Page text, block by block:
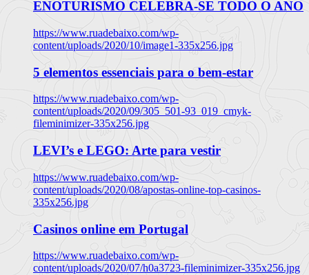
ENOTURISMO CELEBRA-SE TODO O ANO
https://www.ruadebaixo.com/wp-
content/uploads/2020/10/image1-335x256.jpg
5 elementos essenciais para o bem-estar
https://www.ruadebaixo.com/wp-
content/uploads/2020/09/305_501-93_019_cmyk-
fileminimizer-335x256.jpg
LEVI’s e LEGO: Arte para vestir
https://www.ruadebaixo.com/wp-
content/uploads/2020/08/apostas-online-top-casinos-
335x256.jpg
Casinos online em Portugal
https://www.ruadebaixo.com/wp-
content/uploads/2020/07/h0a3723-fileminimizer-335x256.jpg